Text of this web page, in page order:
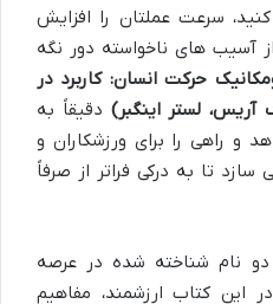
سرعت عملتان را افزایش
آسیب های ناخواسته دور نگه
حرکت انسان: کاربرد در
آریس، لستر اینگبر) دقیقاً به
راهی را برای ورزشکاران و
تا به درکی فراتر از صرفاً
دو نام شناخته شده در عرصه
این کتاب ارزشمند، مفاهیم